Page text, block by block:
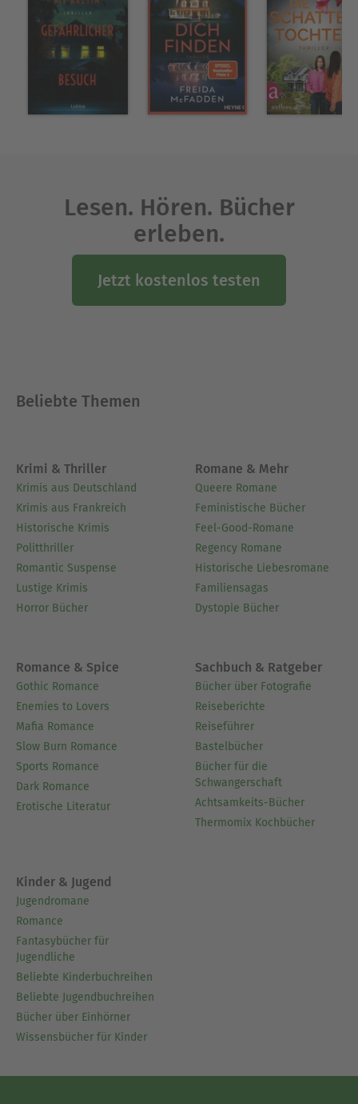
Lesen. Hören. Bücher
erleben.
Jetzt kostenlos testen
Beliebte Themen
Krimi & Thriller
Krimis aus Deutschland
Krimis aus Frankreich
Historische Krimis
Politthriller
Romantic Suspense
Lustige Krimis
Horror Bücher
Romane & Mehr
Queere Romane
Feministische Bücher
Feel-Good-Romane
Regency Romane
Historische Liebesromane
Familiensagas
Dystopie Bücher
Romance & Spice
Gothic Romance
Enemies to Lovers
Mafia Romance
Slow Burn Romance
Sports Romance
Dark Romance
Erotische Literatur
Sachbuch & Ratgeber
Bücher über Fotografie
Reiseberichte
Reiseführer
Bastelbücher
Bücher für die
Schwangerschaft
Achtsamkeits-Bücher
Thermomix Kochbücher
Kinder & Jugend
Jugendromane
Romance
Fantasybücher für
Jugendliche
Beliebte Kinderbuchreihen
Beliebte Jugendbuchreihen
Bücher über Einhörner
Wissensbücher für Kinder